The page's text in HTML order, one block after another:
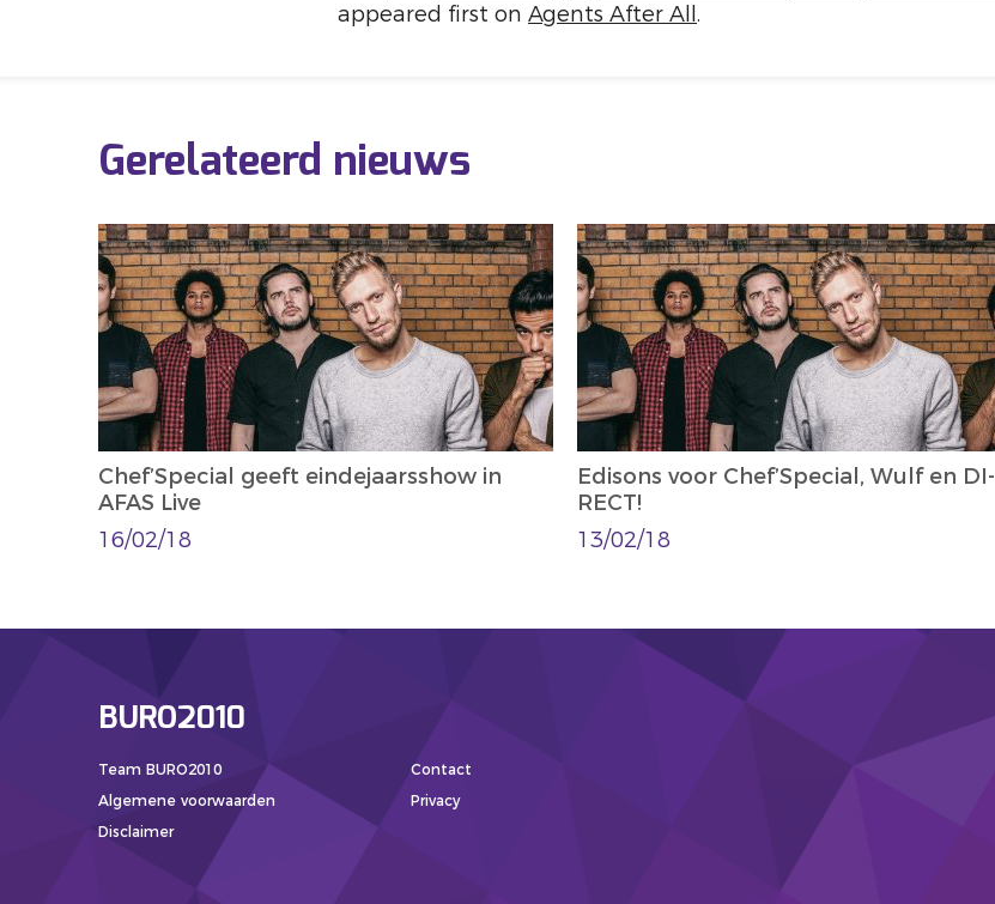
appeared first on Agents After All .
Gerelateerd nieuws
Chef’Special geeft eindejaarsshow in
AFAS Live
16/02/18
Edisons voor Chef’Special, Wulf en DI-
RECT!
13/02/18
BURO2010
Team BURO2010
Contact
Algemene voorwaarden
Privacy
Disclaimer